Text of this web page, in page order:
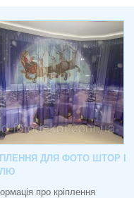
ДЛЯ ФОТО ШТОР І
про кріплення